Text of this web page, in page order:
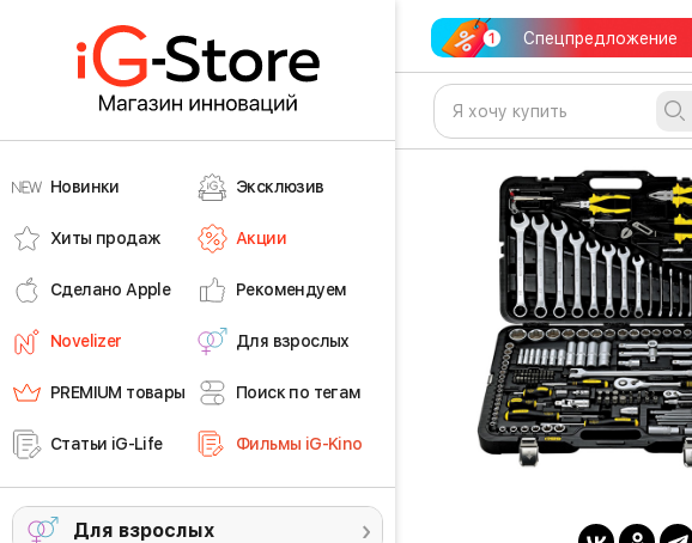
Новинки Эксклюзив
Хиты продаж Акции
Сделано Apple Рекомендуем
Novelizer Для взрослых
PREMIUM товары Поиск по тегам
Статьи iG-Life Фильмы iG-Kino
Для взрослых
Спецпредложение